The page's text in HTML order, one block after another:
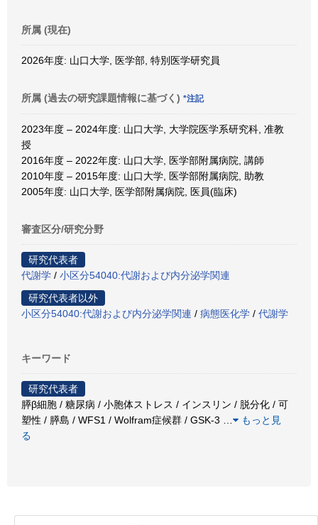
所属 (現在)
2026年度: 山口大学, 医学部, 特別医学研究員
所属 (過去の研究課題情報に基づく) *注記
2023年度 – 2024年度: 山口大学, 大学院医学系研究科, 准教
授
2016年度 – 2022年度: 山口大学, 医学部附属病院, 講師
2010年度 – 2015年度: 山口大学, 医学部附属病院, 助教
2005年度: 山口大学, 医学部附属病院, 医員(臨床)
審査区分/研究分野
研究代表者
代謝学 / 小区分54040:代謝および内分泌学関連
研究代表者以外
小区分54040:代謝および内分泌学関連 / 病態医化学 / 代謝学
キーワード
研究代表者
膵β細胞 / 糖尿病 / 小胞体ストレス / インスリン / 脱分化 / 可
塑性 / 膵島 / WFS1 / Wolfram症候群 / GSK-3
もっと見
る